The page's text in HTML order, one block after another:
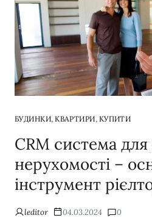
БУДИНКИ,КВАРТИРИ, КУПИТИ
CRM система для
нерухомості –
інструмент
leditor 04.03.2024 0